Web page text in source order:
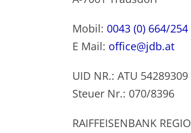
Mobil: 0043 (0) 664/
E Mail: office@jdb.at
UID NR.: ATU 54289309
Steuer Nr.: 070/8396
RAIFFEISENBANK